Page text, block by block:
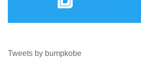
Tweets by bumpkobe